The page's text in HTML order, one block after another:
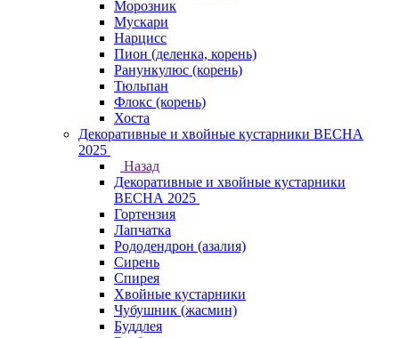
Морозник
Мускари
Нарцисс
Пион (деленка, корень)
Ранункулюс (корень)
Тюльпан
Флокс (корень)
Хоста
Декоративные и хвойные кустарники ВЕСНА
2025
Назад
Декоративные и хвойные кустарники
ВЕСНА 2025
Гортензия
Лапчатка
Рододендрон (азалия)
Сирень
Спирея
Хвойные кустарники
Чубушник (жасмин)
Буддлея